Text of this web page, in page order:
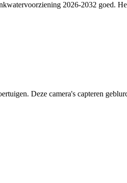
2026-2032 goed.
Deze camera's capteren